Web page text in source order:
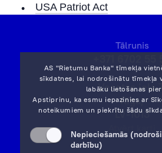
USA Patriot Act
AS "Rietumu Banka" tīmekļa
sīkdatnes, lai nodrošinātu tīmekļa
labāku lietošanas
Apstiprinu, ka esmu iepazinies ar
noteikumiem un piekrītu šādu
Nepieciešamās
darbību)
Tālrunis
Vesetas iela
Rīga,
LV-1013